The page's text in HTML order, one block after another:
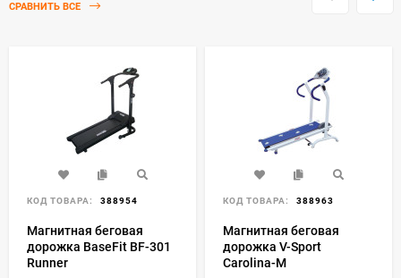
СРАВНИТЬ ВСЕ
КОД ТОВАРА: 388954
Магнитная беговая
дорожка BaseFit BF-301
Runner
КОД ТОВАРА: 388963
Магнитная беговая
дорожка V-Sport
Carolina-М